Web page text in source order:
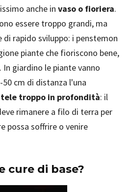
anche in vaso o fioriera.
essere troppo grandi, ma
rapido sviluppo: i penstemon
piante che fioriscono bene,
giardino le piante vanno
cm di distanza l'una
troppo in profondità: il
rimanere a filo di terra per
possa soffrire o venire
cure di base?